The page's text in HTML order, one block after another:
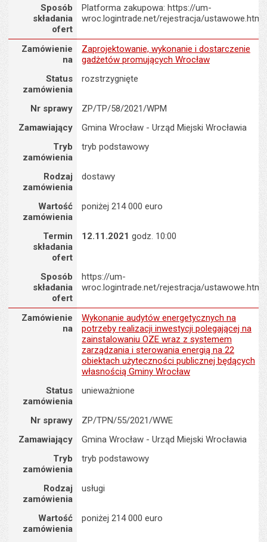
Sposób
składania
ofert
Platforma zakupowa: https://um-
wroc.logintrade.net/rejestracja/ustawowe.html
Zamówienie na : Zaprojektowanie, wykonanie i dostarczenie
Zamówienie
na
Zaprojektowanie, wykonanie i dostarczenie
gadżetów promujących Wrocław
Status
zamówienia
rozstrzygnięte
Nr sprawy
ZP/TP/58/2021/WPM
Zamawiający
Gmina Wrocław - Urząd Miejski Wrocławia
Tryb
zamówienia
tryb podstawowy
Rodzaj
zamówienia
dostawy
Wartość
zamówienia
poniżej 214 000 euro
Termin
składania
ofert
12.11.2021 godz. 10:00
Sposób
składania
ofert
https://um-
wroc.logintrade.net/rejestracja/ustawowe.html
Zamówienie na : Wykonanie audytów energetycznych na
Zamówienie
na
Wykonanie audytów energetycznych na
potrzeby realizacji inwestycji polegającej na
zainstalowaniu OZE wraz z systemem
zarządzania i sterowania energią na 22
obiektach użyteczności publicznej będących
własnością Gminy Wrocław
Status
zamówienia
unieważnione
Nr sprawy
ZP/TPN/55/2021/WWE
Zamawiający
Gmina Wrocław - Urząd Miejski Wrocławia
Tryb
zamówienia
tryb podstawowy
Rodzaj
zamówienia
usługi
Wartość
zamówienia
poniżej 214 000 euro